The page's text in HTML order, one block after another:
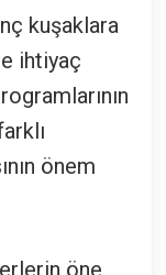
kuşaklara
ihtiyaç
önem